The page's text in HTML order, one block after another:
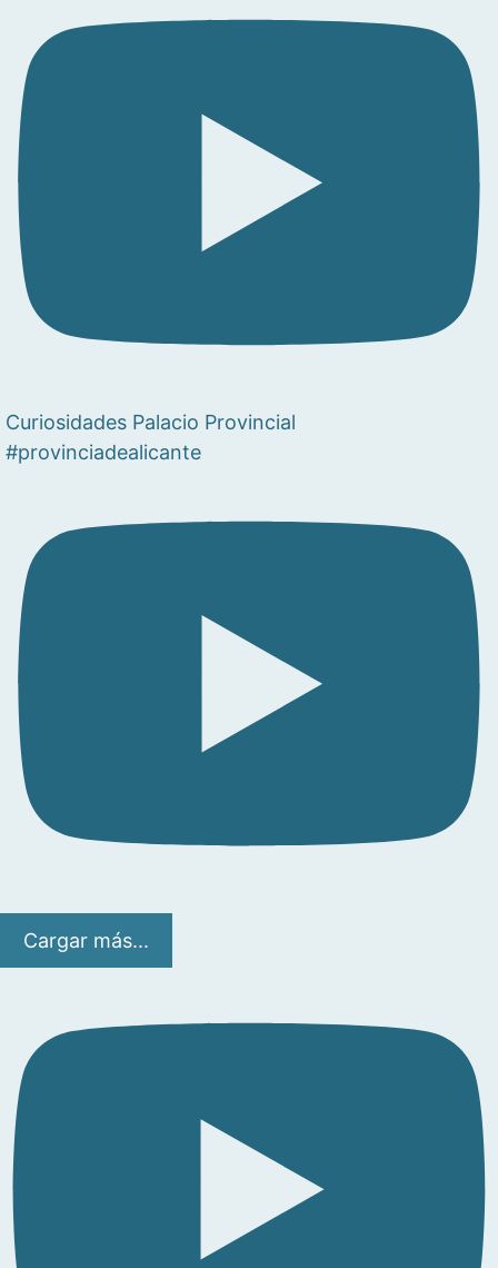
Curiosidades Palacio Provincial
#provinciadealicante
Cargar más...